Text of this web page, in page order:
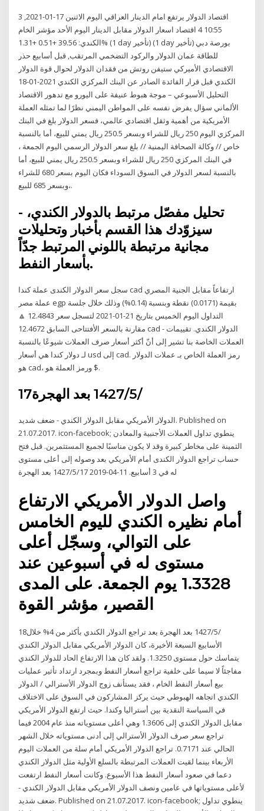
3 اقتصاد الدولار يرتفع امام الدينار العراقي اليوم الاثنين 17-01-2021,
10:55 4 اقتصاد اسعار الدولار مقابل الدينار اليوم الأحد مؤشر الخام
الكندي: 39.56 +0.51 +1.31% (1 day تأخير) (1 day تأخير) بورصة دبي
للطاقة عمان الدولار والركود التضخمي المرتقب, قبل أسابيع حذر
الاقتصادي الأميركي ستيفن روتش من فقدان الدولار لحوال قوة الدولار
الكندي قبل قرار الفائدة الصادر عن البنك المركزي الكندي 2021-01-18
التحليل الأسبوعي – موجة هبوط عنيفة على اليورو مع تدهور الاقتصاد
الألماني سؤال يفرض نفسه على المواطن اليمني نظرًا لما تمثله العملة
الأمريكية من أهمية وثقل اقتصادي عالمي، فسعر الدولار بلغ في البنك
المركزي اليوم 250 ريال للشراء وبسعر 250.5 ريال يمني للبيع، أما بالنسبة
خاص // وكالة الصحافة اليمنية // بلغ سعر الدولار الرسمي اليوم الجمعة ،
في البنك المركزي 250 ريال للشراء وبسعر 250.5 ريال يمني للبيع، أما
بالنسبة لسعر الدولار في السوق السوداء فكان اليوم بسعر 680 للشراء
وبسعر 685 للبيع،.
- تحليل مفصّل مرتبط بالدولار الكندي،
سيزوّدك هذا القسم بأخبار وتحليلات
مجانية مرتبطة باللوني المرتبط جدّاً
بأسعار النفط.
سجل سعر الدولار الكندى عملة كندا cad ارتفاعاً مقابل الجنية المصري
عملة مصر egp بقيمة (0.0171) نقطة وبنسبة (0.14%) وذلك خلال جلسة
التداول اليوم الخميس بتاريخ 21-01-2021 لتسجل سعر 12.4843 🔼
مقارنة بالسعر الأفتتاحى السابق 12.4672 cad - الدولار الكندي. تقييمات
العملات الخاصة بنا تشير إلى أنّ أكثر أسعار صرف العملات شيوعًا بالنسبة
لـ دولار كندا هي أسعار usd إلى cad. رمز العملة الخاص بـ عملات الدولار
هو cad، ورمز العملة هو $.
17‏‏/5‏‏/1427 بعد الهجرة
الدولار الأمريكي مقابل الدولار الكندي - ضعف شديد. Published on
21.07.2017. icon-facebook; ينطوي تداول العملات الأجنبية والمعادن
الثمينة على مخاطر كبيرة وقد لا يكون مناسبًا لجميع المستثمرين. قبل فتح
حساب تراجع الدولار الكندى أمام الأمريكي بعد وصوله إلى أعلى مستوى
له في 3 أسابيع. 11-04-2019 17‏‏/5‏‏/1427 بعد الهجرة
واصل الدولار الأمريكي الارتفاع
أمام نظيره الكندي لليوم الخامس
على التوالي، وسجّل أعلى
مستوى له في أسبوعين عند
1.3328 يوم الجمعة. على المدى
القصير، مؤشر القوة
18‏‏/5‏‏/1427 بعد الهجرة بعد تراجع الدولار الكندي بأكثر من 4% خلال
الأسابيع السبعة الأخيرة، كان الدولار الأمريكي مقابل الدولار الكندي
يتماسك حول مستوى 1.3250. ولقد كان هذا الارتفاع الحاد للدولار الكندي
مفاجئاً لا سيما على خلفية تراجع أسعار النفط وبمجرد ارتداد تأثير عمليات
بيع أسعار النفط الخام ، فقد يستأنف زوج الدولار الأسترالي / الدولار
الكندي اتجاهه الهبوطي حيث يركز المشاركون في السوق على الاختلاف
في السياسة النقدية بين أستراليا وكندا. حيث ارتفع الدولار الأمريكي
مقابل الدولار الكندي إلى 1.3606 وهي أعلى مستوياته منذ عام 2004 فيما
تراجع سعر صرف الدولار الأسترالي إلى أدنى مستوياته خلال الشهر
الحالي عند 0.7171. تراجع الدولار الأمريكي أمام سلة من العملات اليوم
الأربعاء بينما لقيت العملات المرتبطة بالسلع الأولية مثل الدولار الكندي
دعما في صعود أسعار النفط هذا الأسبوع. وكانت أسعار النفط ارتفعت
لأعلى مستوياتها في عامين ونصف الدولار الأمريكي مقابل الدولار الكندي -
ضعف شديد. Published on 21.07.2017. icon-facebook; ينطوي تداول